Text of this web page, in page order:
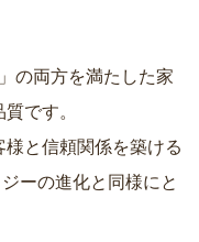
の両方を満たした家
です。
と信頼関係を築ける